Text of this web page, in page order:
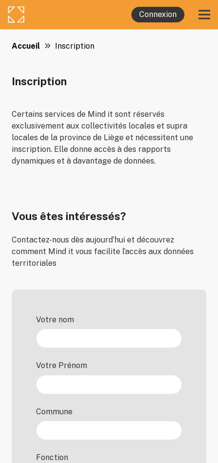
Connexion
Accueil Inscription
Inscription
Certains services de Mind it sont réservés
exclusivement aux collectivités locales et supra
locales de la province de Liège et nécessitent une
inscription. Elle donne accès à des rapports
dynamiques et à davantage de données.
Vous êtes intéressés?
Contactez-nous dès aujourd’hui et découvrez
comment Mind it vous facilite l’accès aux données
territoriales
Votre nom
Votre Prénom
Commune
Fonction